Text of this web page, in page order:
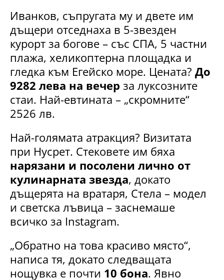
Иванков, съпругата му и двете им
дъщери отседнаха в 5-звезден
курорт за богове – със СПА, 5 частни
плажа, хеликоптерна площадка и
гледка към Егейско море. Цената? До
9282 лева на вечер за луксозните
стаи. Най-евтината – „скромните“
2526 лв.
Най-голямата атракция? Визитата
при Нусрет. Стековете им бяха
нарязани и посолени лично от
кулинарната звезда, докато
дъщерята на вратаря, Стела – модел
и светска лъвица – заснемаше
всичко за Instagram.
„Обратно на това красиво място“,
написа тя, докато следващата
нощувка е почти 10 бона. Явно